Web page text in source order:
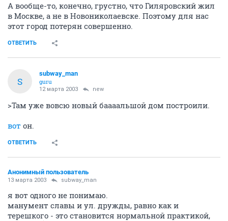
А вообще-то, конечно, грустно, что Гиляровский жил
в Москве, а не в Новониколаевске. Поэтому для нас
этот город потерян совершенно.
ОТВЕТИТЬ
S
subway_man
guru
12 марта 2003 new
>Там уже вовсю новый баааальшой дом построили.
вот он.
ОТВЕТИТЬ
Анонимный пользователь
13 марта 2003 subway_man
я вот одного не понимаю.
манумент славы и ул. дружды, равно как и
терешкого - это становится нормальной практикой,